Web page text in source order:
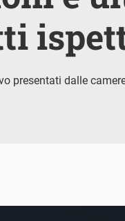
presentati dalle